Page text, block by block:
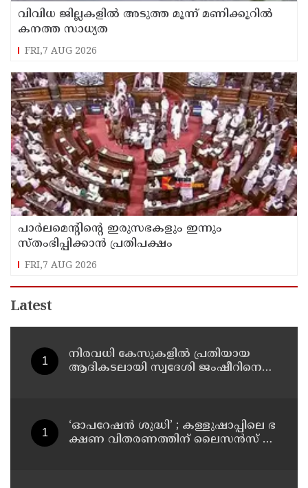
വിവിധ ജില്ലകളില്‍ അടുത്ത മൂന്ന് മണിക്കൂറില്‍
കനത്ത സാധ്യത
FRI,7 AUG 2026
പാര്‍ലമെന്റിന്റെ ഇരുസഭകളും ഇന്നും
സ്തംഭിപ്പിക്കാന്‍ പ്രതിപക്ഷം
FRI,7 AUG 2026
Latest
നിരവധി കേസുകളിൽ പ്രതിയായ
ആദികടലായി സ്വദേശി ജംഷീറിനെ
‘ഓ​പ​റേ​ഷ​ൻ ശു​ദ്ധി’ ; ക​ള്ളു​ഷാ​പ്പി​ലെ ഭ​
ക്ഷ​ണ വി​ത​ര​ണ​ത്തി​ന് ലൈ​സ​ൻ​സ് നി​